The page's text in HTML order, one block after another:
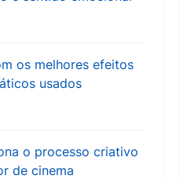
os melhores efeitos
usados
o processo criativo
de cinema